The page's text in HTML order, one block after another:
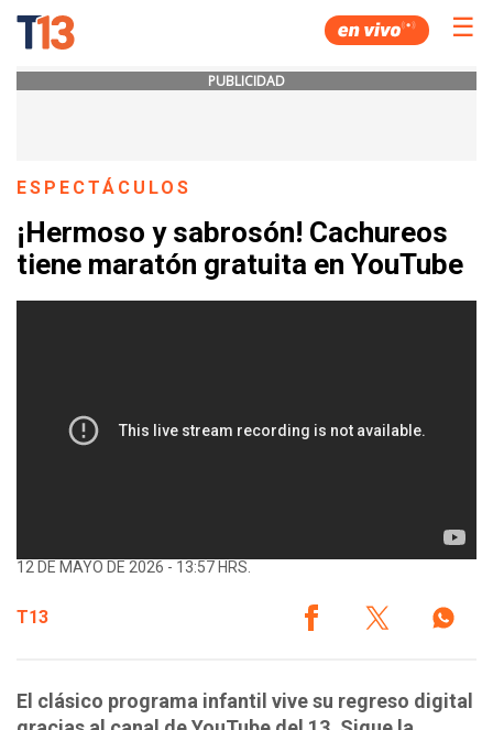
☰
PUBLICIDAD
ESPECTÁCULOS
¡Hermoso y sabrosón! Cachureos
tiene maratón gratuita en YouTube
12 DE MAYO DE 2026 - 13:57 HRS.
T13
El clásico programa infantil vive su regreso digital